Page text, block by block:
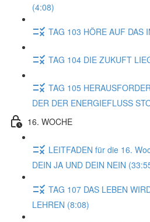
(4:08)
TAG 103 HÖRE AUF DAS
TAG 104 DIE ZUKUFT
TAG 105
DER DER ENERGIEFLUSS
16. WOCHE
LEITFADEN für die 16.
DEIN JA UND DEIN NEIN
TAG 107 DAS LEBEN
LEHREN (8:08)